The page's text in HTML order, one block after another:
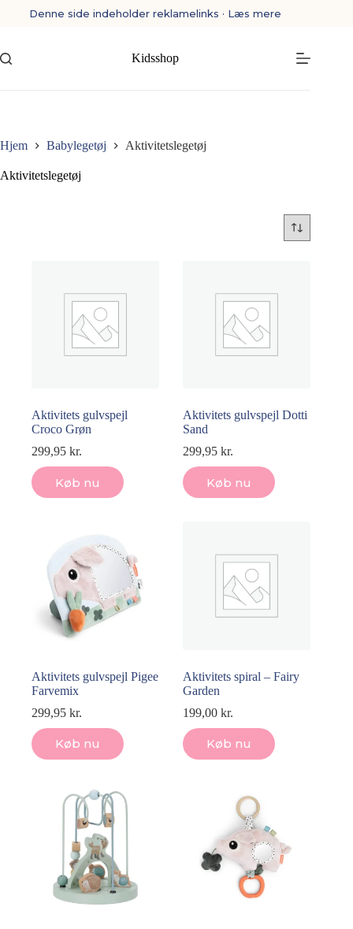
Denne side indeholder reklamelinks · Læs mere
Kidsshop
Hjem Babylegetøj Aktivitetslegetøj
Aktivitetslegetøj
Aktivitets gulvspejl
Croco Grøn
299,95 kr.
Køb nu
Aktivitets gulvspejl Dotti
Sand
299,95kr.
Køb nu
Aktivitets gulvspejl Pigee
Farvemix
299,95 kr.
Køb nu
Aktivitets spiral – Fairy
Garden
199,00kr.
Køb nu